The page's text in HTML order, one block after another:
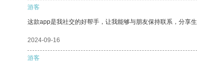
游客
这款app是我社交的好帮手，让我能够与朋友保持联系，分享生
2024-09-16
游客